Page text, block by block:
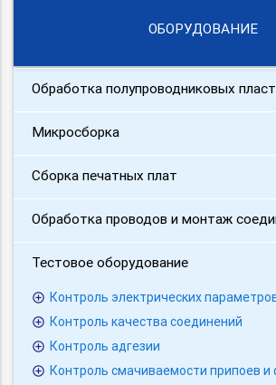
ОБОРУДОВАНИЕ
Обработка полупроводниковых
Микросборка
Сборка печатных плат
Обработка проводов и монтаж
Тестовое оборудование
Контроль электрических
Контроль качества соединений
Контроль адгезии
Контроль смачиваемости припоев